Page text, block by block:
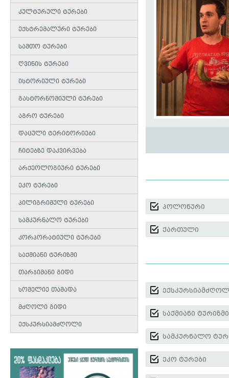
კულტურული ტურები
ექსტრემალური ტურები
სამთო ტურები
ღვინის ტურები
ისტორიული ტურები
გასტორნომიული ტურები
აგრო ტურები
დაცული ტერიტორიები
ჩიტებზე დაკვირვება
არქეოლოგიური ტურები
ეკო ტურები
პილიგრიმული ტურები
სამკურნალო ტურები
კორპორატიული ტურები
საქმიანი ტურიზმი
თარჯიმანი გიდი
სომელიე თამადა
მძღოლი გიდი
ექსკურსიამძღოლი
პოლონური
ქართული
საქმიანი ტურიზმი
სამკურნალო
ეკო ტურები